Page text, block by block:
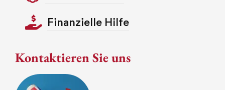
Finanzielle Hilfe
Kontaktieren Sie uns